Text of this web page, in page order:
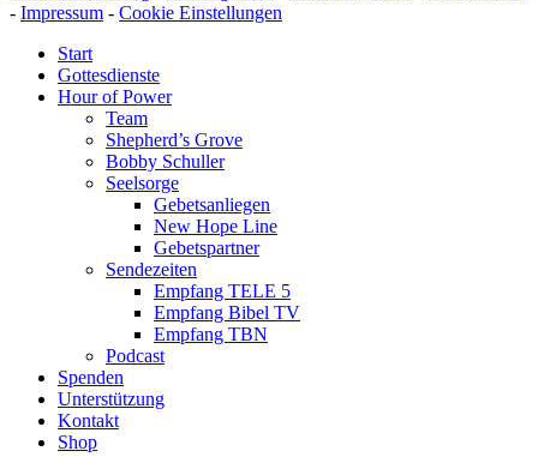
- Impressum - Cookie Einstellungen
Start
Gottesdienste
Hour of Power
Team
Shepherd’s Grove
Bobby Schuller
Seelsorge
Gebetsanliegen
New Hope Line
Gebetspartner
Sendezeiten
Empfang TELE 5
Empfang Bibel TV
Empfang TBN
Podcast
Spenden
Unterstützung
Kontakt
Shop